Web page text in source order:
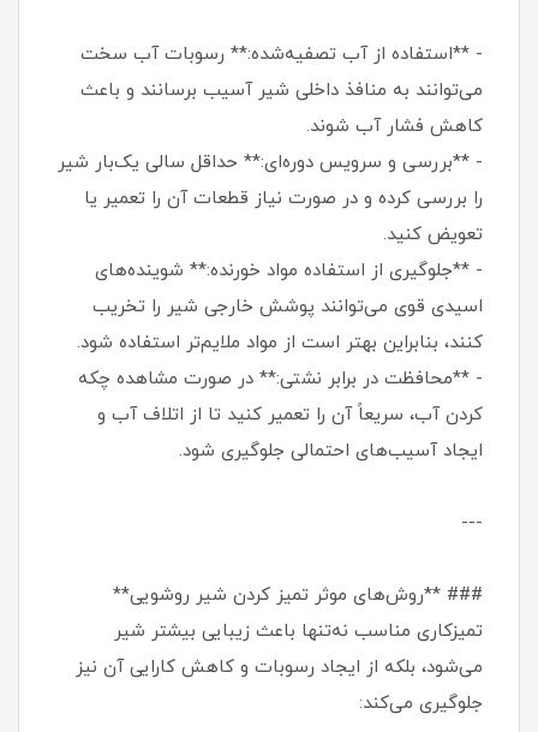
- **استفاده از آب تصفیه‌شده:** رسوبات آب سخت
می‌توانند به منافذ داخلی شیر آسیب برسانند و باعث
کاهش فشار آب شوند.
- **بررسی و سرویس دوره‌ای:** حداقل سالی یک‌بار شیر
را بررسی کرده و در صورت نیاز قطعات آن را تعمیر یا
تعویض کنید.
- **جلوگیری از استفاده مواد خورنده:** شوینده‌های
اسیدی قوی می‌توانند پوشش خارجی شیر را تخریب
کنند، بنابراین بهتر است از مواد ملایم‌تر استفاده شود.
- **محافظت در برابر نشتی:** در صورت مشاهده چکه
کردن آب، سریعاً آن را تعمیر کنید تا از اتلاف آب و
ایجاد آسیب‌های احتمالی جلوگیری شود.
---
### **روش‌های موثر تمیز کردن شیر روشویی**
تمیزکاری مناسب نه‌تنها باعث زیبایی بیشتر شیر
می‌شود، بلکه از ایجاد رسوبات و کاهش کارایی آن نیز
جلوگیری می‌کند: